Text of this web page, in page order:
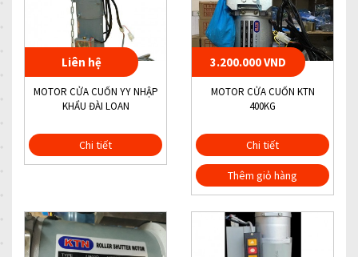
Liên hệ
MOTOR CỬA CUỐN YY NHẬP
KHẨU ĐÀI LOAN
Chi tiết
3.200.000 VND
MOTOR CỬA CUỐN KTN
400KG
Chi tiết
Thêm giỏ hàng